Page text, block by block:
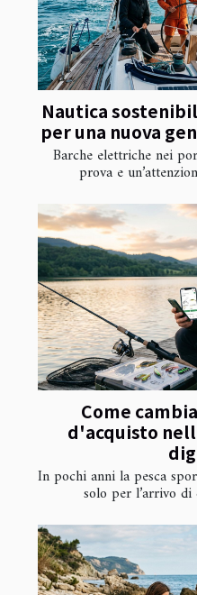
Nautica
per una nuova
Barche elettriche nei
prova e
Come
d'acquisto
In pochi anni la pesca
solo per l’arrivo di